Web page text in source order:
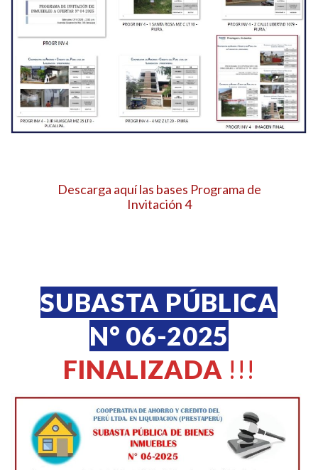
Descarga aquí las bases Programa de
Invitación 4
SUBASTA PÚBLICA
N° 06-2025
FINALIZADA !!!